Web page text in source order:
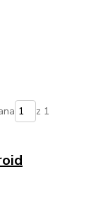
z 1